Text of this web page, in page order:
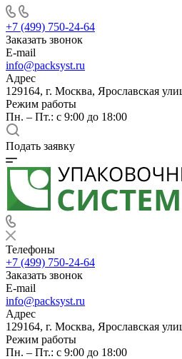
+7 (499) 750-24-64
Заказать звонок
E-mail
info@packsyst.ru
Адрес
129164, г. Москва, Ярославская
Режим работы
Пн. – Пт.: с 9:00 до 18:00
Подать заявку
Телефоны
+7 (499) 750-24-64
Заказать звонок
E-mail
info@packsyst.ru
Адрес
129164, г. Москва, Ярославская
Режим работы
Пн. – Пт.: с 9:00 до 18:00